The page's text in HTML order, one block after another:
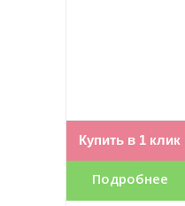
Купить в 1 клик
Подробнее